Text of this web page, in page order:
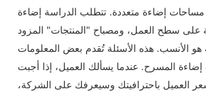
إضاءة متعددة. تتطلب الدراسة إضاءة
سطح العمل، ومصباح "المنتجات" المزود
هو الأنسب. هذه الأسئلة تُقدم بعض المعلومات
المسرح. عندما يسألك العميل، إذا أجبت
العميل باحترافيتك وسيعرفك على الشركة،